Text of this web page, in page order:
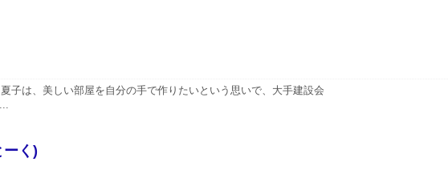
子は、美しい部屋を自分の手で作りたいという思いで、大手建設会
ーく)